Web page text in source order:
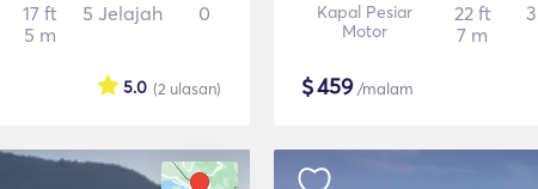
17 ft
5 m
5 Jelajah 0
(2 ulasan)
5.0
Kapal Pesiar
Motor
22 ft
7 m
3
$459/malam